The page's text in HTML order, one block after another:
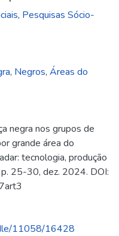
, Pesquisas Sócio-
, Negros, Áreas do
negra nos grupos de
grande área do
tecnologia, produção
25-30, dez. 2024. DOI:
11058/16428